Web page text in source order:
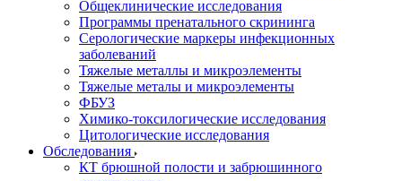
Общеклинические исследования
Программы пренатального скрининга
Серологические маркеры инфекционных
заболеваний
Тяжелые металлы и микроэлементы
Тяжелые металы и микроэлементы
ФБУЗ
Химико-токсилогические исследования
Цитологические исследования
Обследования
КТ брюшной полости и забрюшинного